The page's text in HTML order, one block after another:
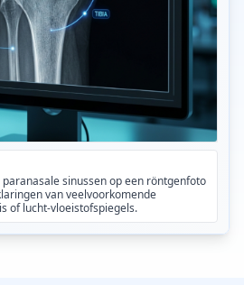
sinussen op een röntgenfoto
van veelvoorkomende
of lucht-vloeistofspiegels.